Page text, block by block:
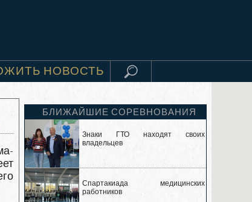
НОВОСТЬ
БЛИЖАЙШИЕ СОРЕВНОВАНИЯ
Знаки ГТО находят своих
владельцев
Спартакиада медицинских
работников